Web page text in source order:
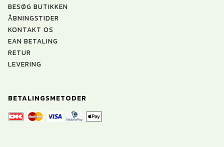
BESØG BUTIKKEN
ÅBNINGSTIDER
KONTAKT OS
EAN BETALING
RETUR
LEVERING
BETALINGSMETODER